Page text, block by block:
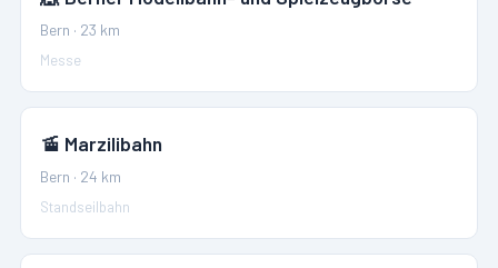
Bern · 23 km
Messe
🚡 Marzilibahn
Bern · 24 km
Standseilbahn